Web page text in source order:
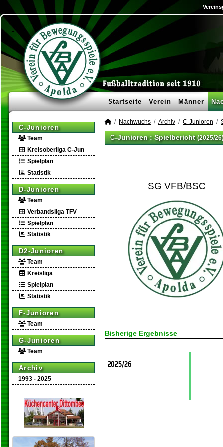
Startseite Verein Männer
C-Junioren
Team
Kreisoberliga C-Jun
Spielplan
Statistik
D-Junioren
Team
Verbandsliga TFV
Spielplan
Statistik
D2-Junioren
Team
Kreisliga
Spielplan
Statistik
F-Junioren
Team
G-Junioren
Team
Archiv
1993 - 2025
Nachwuchs Archiv C-Junioren
C-Junioren :Spielbericht (2025/26)
SG VFB/BSC
Bisherige Ergebnisse
2025/26